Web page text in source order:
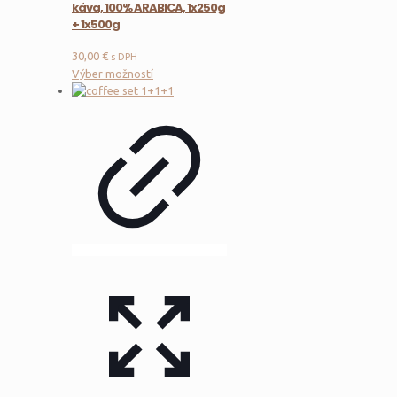
káva, 100% ARABICA, 1x250g
+ 1x500g
30,00 € s DPH
Výber možnostíTento
produkt
viacero
variantov.
Možnosti
si
môžete
vybrať
na